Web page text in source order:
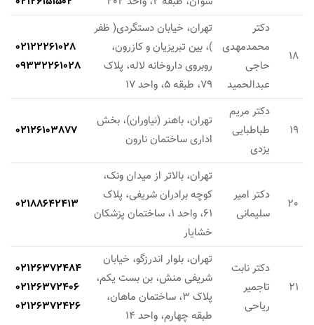
18
دکتر
محمدمهدی
حاجی
عبدالحمید
تهران، خیابان دستگردی( ظفر
)، بین تبریزیان و کازرون،
روبروی داروخانه لاله، پلاک
79، طبقه 5، واحد 17
02122261028
09332261028
19
دکتر مریم
طباطبایی
یزدی
تهران، باهنر (نیاوران)، بخش
اداری ساختمان نارون
02126103877
20
دکتر امیر
سلیمانی
تهران، بالاتر از میدان ونک،
کوچه برادران شریفی، پلاک
61، واحد 1، ساختمان پزشکان
خشایار
02188642413
21
دکتر نابت
تاجمیر
ریاحی
تهران، بلوار اندرزگو، خیابان
شریفی منش، بن بست یکم،
پلاک 3، ساختمان ماهان،
طبقه چهارم، واحد 14
02126372484
02126372406
02126372426